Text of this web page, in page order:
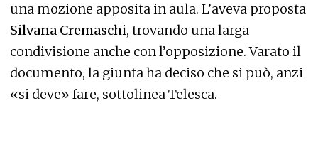
una mozione apposita in aula. L’aveva proposta
Silvana Cremaschi, trovando una larga
condivisione anche con l’opposizione. Varato il
documento, la giunta ha deciso che si può, anzi
«si deve» fare, sottolinea Telesca.